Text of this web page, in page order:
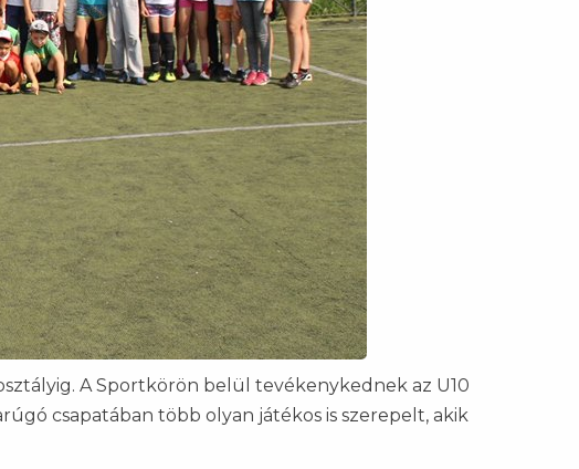
A Sportkörön belül tevékenykednek az U10
csapatában több olyan játékos is szerepelt, akik